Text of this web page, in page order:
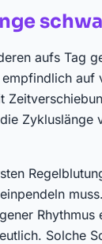
aufs Tag
auf
Solche